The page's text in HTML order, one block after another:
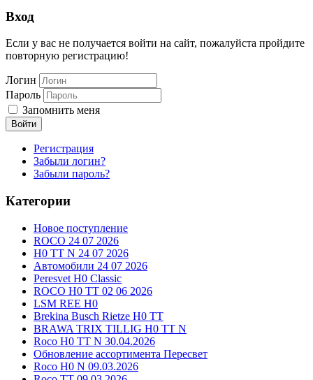
Вход
Если у вас не получается войти на сайт, пожалуйста пройдите
повторную регистрацию!
Логин
Пароль
Запомнить меня
Войти
Регистрация
Забыли логин?
Забыли пароль?
Категории
Новое поступление
ROCO 24 07 2026
H0 TT N 24 07 2026
Автомобили 24 07 2026
Peresvet H0 Classic
ROCO H0 TT 02 06 2026
LSM REE H0
Brekina Busch Rietze H0 TT
BRAWA TRIX TILLIG H0 TT N
Roco H0 TT N 30.04.2026
Обновление ассортимента Пересвет
Roco H0 N 09.03.2026